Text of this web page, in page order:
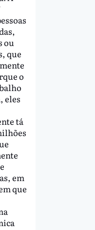
ou
que
o
eles
tá
em
que